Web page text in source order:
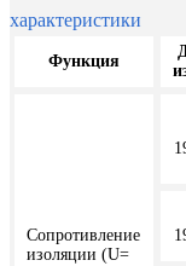
характеристики
Функция
Сопротивление
изоляции (U=